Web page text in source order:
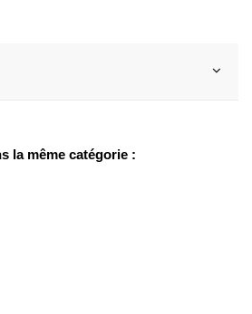
la même catégorie :